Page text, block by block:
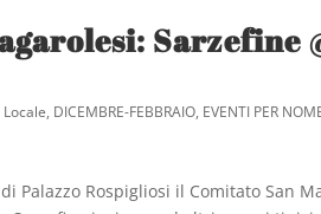
Sarzefine
, DICEMBRE-FEBBRAIO, EVENTI PER
Palazzo Rospigliosi il Comitato San